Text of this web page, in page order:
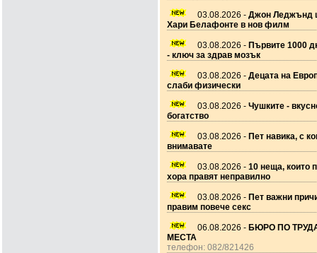
03.08.2026 - Джон Леджънд
Хари Белафонте в нов филм
03.08.2026 - Първите 1000
- ключ за здрав мозък
03.08.2026 - Децата на
слаби физически
03.08.2026 - Чушките -
богатство
03.08.2026 - Пет навика, с
внимавате
03.08.2026 - 10 неща, които
хора правят неправилно
03.08.2026 - Пет важни
правим повече секс
06.08.2026 - БЮРО ПО
МЕСТА
телефон: 082/821426